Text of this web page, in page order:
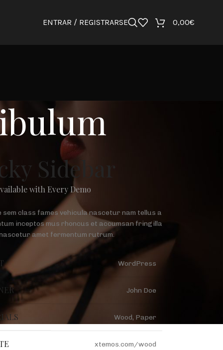
ENTRAR / REGISTRARSE 0,00€
Sidebar
with Every Demo
sem class fames vehicula nascetur nam tellus a
inceptos mus rhoncus et accumsan fringilla
amet fermentum rutrum.
WordPress
John Doe
Wood, Paper
xtemos.com/wood